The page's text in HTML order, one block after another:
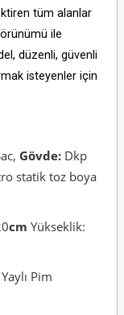
tüm alanlar
ile
düzenli, güvenli
isteyenler için
Gövde: Dkp
statik toz boya
cm Yükseklik:
Pim